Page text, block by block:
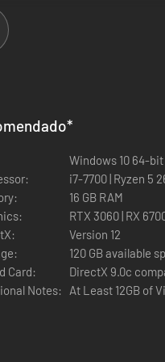
da WWE jogáveis,
dos que não têm voz"
*
Windows 10 64-bit
i7-7700 | Ryzen 5
16 GB RAM
RTX 3060 | RX
Version 12
120 GB available
Card:
DirectX 9.0c
Notes:
At Least 12GB of